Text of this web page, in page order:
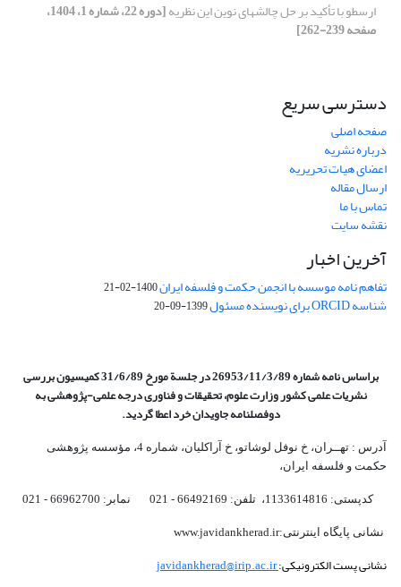
ارسطو با تأکید بر حل چالشهای نوین این نظریه‌ [دوره 22، شماره 1، 1404،
صفحه 239-262]
دسترسی سریع
صفحه اصلی
درباره نشریه
اعضای هیات تحریریه
ارسال مقاله
تماس با ما
نقشه سایت
آخرین اخبار
تفاهم نامه موسسه با انجمن حکمت و فلسفه ایران1400-02-21
شناسه ORCID برای نویسنده مسئول 1399-09-20
براساس نامه شماره 26953/11/3/89 در جلسة مورخ 31/6/89 کمیسیون
بررسی
نشریات علمی کشور وزارت علوم، تحقیقات و فناوری درجه علمی‌-پژوهشیبه
دوفصلنامه جاویدان خرد اعطا گردید.
آدرس : تهــران، خ نوفل لوشاتو، خ آراکلیان، شماره 4،‌ مؤسسه پژوهشی
حکمت و فلسفه ایران،‌
کدپستی: 1133614816، تلفن: 66492169 - 021 نمابر: 66962700 - 021
نشانی پایگاه اینترنتی:www.javidankherad.ir
نشانی پست الکترونیکی:javidankherad@irip.ac.ir